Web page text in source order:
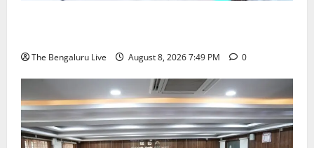
The Bengaluru Live August 8, 2026 7:49 PM 0